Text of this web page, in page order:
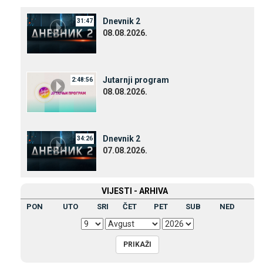
31:47
Dnevnik 2
08.08.2026.
2:48:56
Јutarnji program
08.08.2026.
34:26
Dnevnik 2
07.08.2026.
VIЈESTI - ARHIVA
PON UTO SRI ČET PET SUB NED